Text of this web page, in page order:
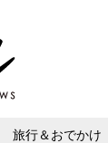
旅行＆おでかけ